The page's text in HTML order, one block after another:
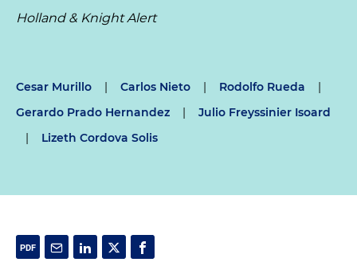
Holland & Knight Alert
Cesar Murillo | Carlos Nieto | Rodolfo Rueda
|
Gerardo Prado Hernandez
|
Julio Freyssinier Isoard
|
Lizeth Cordova Solis